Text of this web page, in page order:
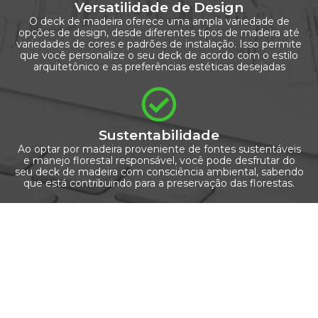
Versatilidade de Design
O deck de madeira oferece uma ampla variedade de
opções de design, desde diferentes tipos de madeira até
variedades de cores e padrões de instalação. Isso permite
que você personalize o seu deck de acordo com o estilo
arquitetônico e as preferências estéticas desejadas
Sustentabilidade
Ao optar por madeira proveniente de fontes sustentáveis
e manejo florestal responsável, você pode desfrutar do
seu deck de madeira com consciência ambiental, sabendo
que está contribuindo para a preservação das florestas.